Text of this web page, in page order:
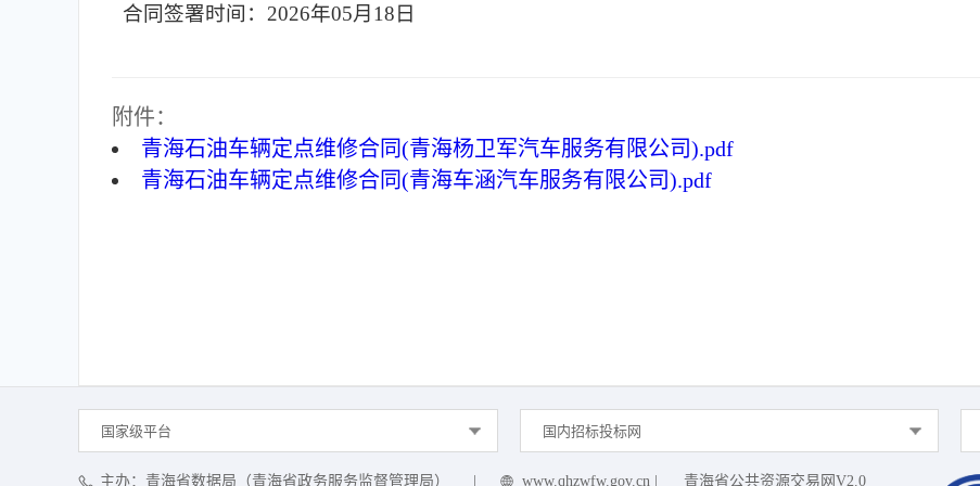
合同签署时间：2026年05月18日
附件：
青海石油车辆定点维修合同(青海杨卫军汽车服务有限公司).pdf
青海石油车辆定点维修合同(青海车涵汽车服务有限公司).pdf
国家级平台 国内招标投标网
主办：青海省数据局（青海省政务服务监督管理局） www.qhzwfw.gov.cn 青海省公共资源交易网V2.0